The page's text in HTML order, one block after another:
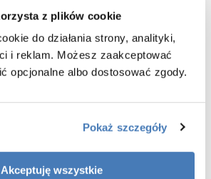
z plików cookie
do działania strony, analityki,
i reklam. Możesz zaakceptować
opcjonalne albo dostosować zgody.
Pokaż szczegóły
Akceptuję wszystkie
powierzchnia wewnątrz szyby ułatwia
Elementy maskujące mocowanie
80x120 Avexa Copper Brushed New